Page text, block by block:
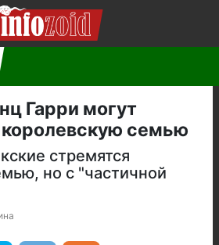
Гарри могут
королевскую семью
стремятся
но с "частичной